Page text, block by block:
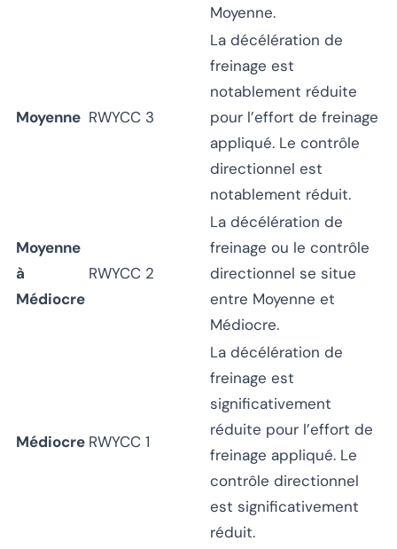
Moyenne.
Moyenne RWYCC 3
La décélération de
freinage est
notablement réduite
pour l’effort de freinage
appliqué. Le contrôle
directionnel est
notablement réduit.
Moyenne
à
Médiocre
RWYCC 2
La décélération de
freinage ou le contrôle
directionnel se situe
entre Moyenne et
Médiocre.
Médiocre RWYCC 1
La décélération de
freinage est
significativement
réduite pour l’effort de
freinage appliqué. Le
contrôle directionnel
est significativement
réduit.